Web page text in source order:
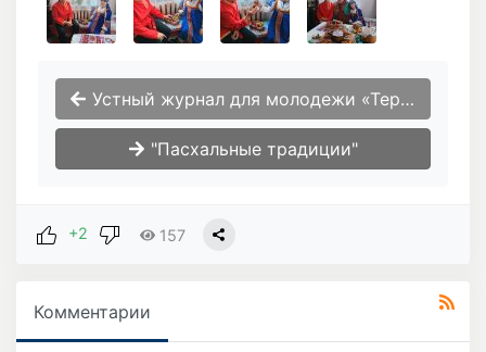
Устный журнал для молодежи «Терроризм- скрытая война!»
"Пасхальные традиции"
+2 157
Комментарии